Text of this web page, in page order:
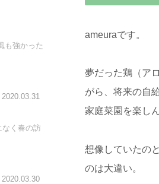
も強かった
2020.03.31
く春の訪
2020.03.30
ameuraです。
夢だった鶏（ア
がら、将来の自
家庭菜園を楽し
想像していたの
のは大違い。